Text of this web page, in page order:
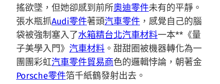
搖欲墜，但她卻感到前所奧迪零件未有的平靜。
張水瓶抓Audi零件著頭汽車零件 ，感覺自己的腦
袋被強制塞入了水箱精台北汽車材料一本**《量
子美學入門》 汽車材料 。甜甜圈被機器轉化為一
團團彩虹汽車零件貿易商色的邏輯悖論，朝著金
Porsche零件箔千紙鶴發射出去。